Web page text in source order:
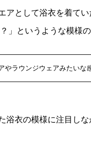
アとして浴衣を着て
」というような模様
ラウンジウェアみたいな
浴衣の模様に注目し